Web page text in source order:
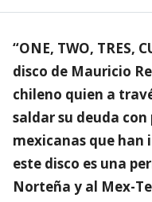
“ONE, TWO, TRES,
disco de Mauricio
chileno quien a
saldar su deuda
mexicanas que han
este disco es una
Norteña y al Mex-